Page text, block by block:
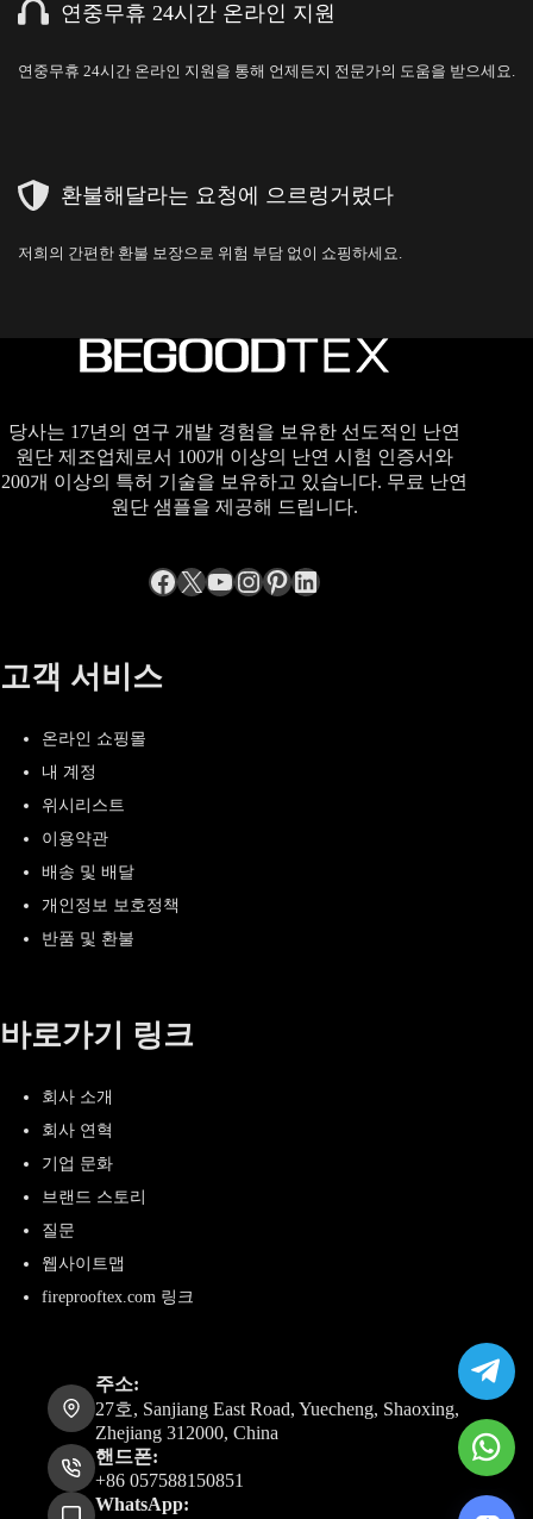
연중무휴 24시간 온라인 지원
연중무휴 24시간 온라인 지원을 통해 언제든지 전문가의 도움을 받으세요.
환불해달라는 요청에 으르렁거렸다
저희의 간편한 환불 보장으로 위험 부담 없이 쇼핑하세요.
당사는 17년의 연구 개발 경험을 보유한 선도적인 난연
원단 제조업체로서 100개 이상의 난연 시험 인증서와
200개 이상의 특허 기술을 보유하고 있습니다. 무료 난연
원단 샘플을 제공해 드립니다.
Facebook
엑스YouTube
Instagram
Pinterest
LinkedIn
고객 서비스
온라인 쇼핑몰
내 계정
위시리스트
이용약관
배송 및 배달
개인정보 보호정책
반품 및 환불
바로가기 링크
회사 소개
회사 연혁
기업 문화
브랜드 스토리
질문
웹사이트맵
fireprooftex.com 링크
주소:
27호, Sanjiang East Road, Yuecheng, Shaoxing,
Zhejiang 312000, China
핸드폰:
+86 057588150851
WhatsApp: